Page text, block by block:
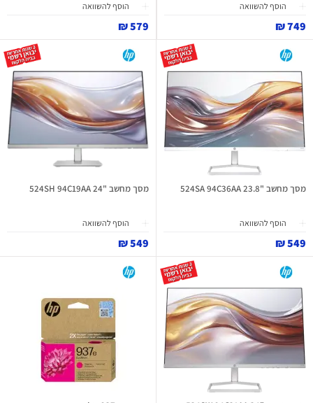
הוסף להשוואה
749 ₪
הוסף להשוואה
579 ₪
מסך מחשב "23.8 524SA 94C36AA
הוסף להשוואה
549 ₪
מסך מחשב "24 524SH 94C19AA
הוסף להשוואה
549 ₪